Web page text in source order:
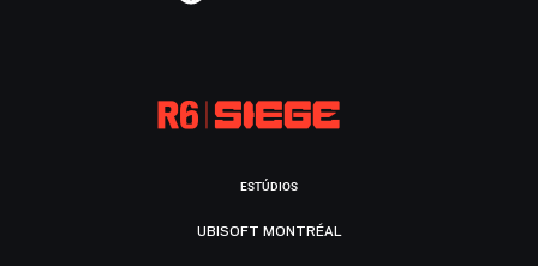
ESTÚDIOS
UBISOFT MONTRÉAL